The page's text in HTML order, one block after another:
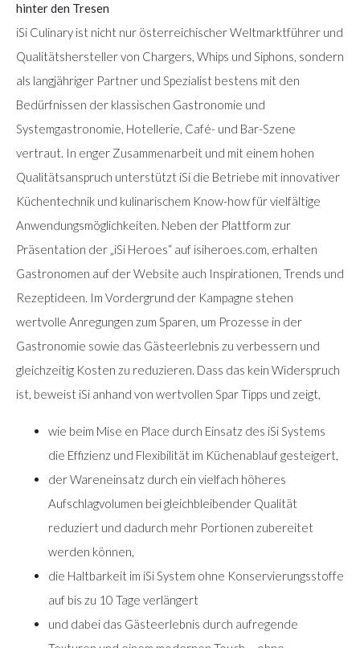
hinter den Tresen
iSi Culinary ist nicht nur österreichischer Weltmarktführer und
Qualitätshersteller von Chargers, Whips und Siphons, sondern
als langjähriger Partner und Spezialist bestens mit den
Bedürfnissen der klassischen Gastronomie und
Systemgastronomie, Hotellerie, Café- und Bar-Szene
vertraut. In enger Zusammenarbeit und mit einem hohen
Qualitätsanspruch unterstützt iSi die Betriebe mit innovativer
Küchentechnik und kulinarischem Know-how für vielfältige
Anwendungsmöglichkeiten. Neben der Plattform zur
Präsentation der „iSi Heroes“ auf isiheroes.com, erhalten
Gastronomen auf der Website auch Inspirationen, Trends und
Rezeptideen. Im Vordergrund der Kampagne stehen
wertvolle Anregungen zum Sparen, um Prozesse in der
Gastronomie sowie das Gästeerlebnis zu verbessern und
gleichzeitig Kosten zu reduzieren. Dass das kein Widerspruch
ist, beweist iSi anhand von wertvollen Spar Tipps und zeigt,
wie beim Mise en Place durch Einsatz des iSi Systems
die Effizienz und Flexibilität im Küchenablauf gesteigert,
der Wareneinsatz durch ein vielfach höheres
Aufschlagvolumen bei gleichbleibender Qualität
reduziert und dadurch mehr Portionen zubereitet
werden können,
die Haltbarkeit im iSi System ohne Konservierungsstoffe
auf bis zu 10 Tage verlängert
und dabei das Gästeerlebnis durch aufregende